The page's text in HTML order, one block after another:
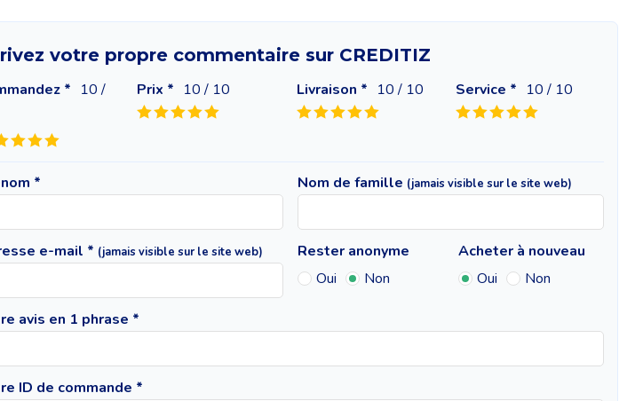
votre propre commentaire sur CREDITIZ
* 10/
Prix * 10/ 10 Livraison * 10/ 10 Service * 10/ 10
* Nom de famille (jamais visible sur le site web)
e-mail * (jamais visible sur le site web)
Rester anonyme
Oui
Non
Acheter à nouveau
Oui
Non
avis en 1 phrase *
ID de commande *